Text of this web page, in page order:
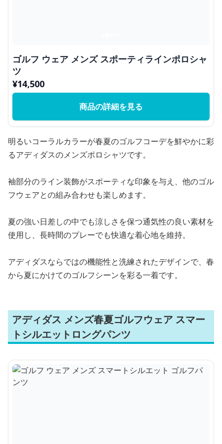
ゴルフ ウェア メンズ スポーティラインポロシャ
ツ
¥14,500
商品の詳細を見る
明るいコーラルカラーが春夏のゴルフコーデを鮮やかに彩
るアディダスのメンズポロシャツです。
袖部分のライン装飾がスポーティな印象を与え、他のゴル
フウェアとの組み合わせも楽しめます。
夏の強い日差しの中でも涼しさを保つ通気性の良い素材を
使用し、長時間のプレーでも快適な着心地を維持。
アディダスならではの機能性と洗練されたデザインで、春
から夏にかけてのゴルフシーンを彩る一着です。
アディダス メンズ春夏ゴルフウェア スマー
トシルエットロングパンツ